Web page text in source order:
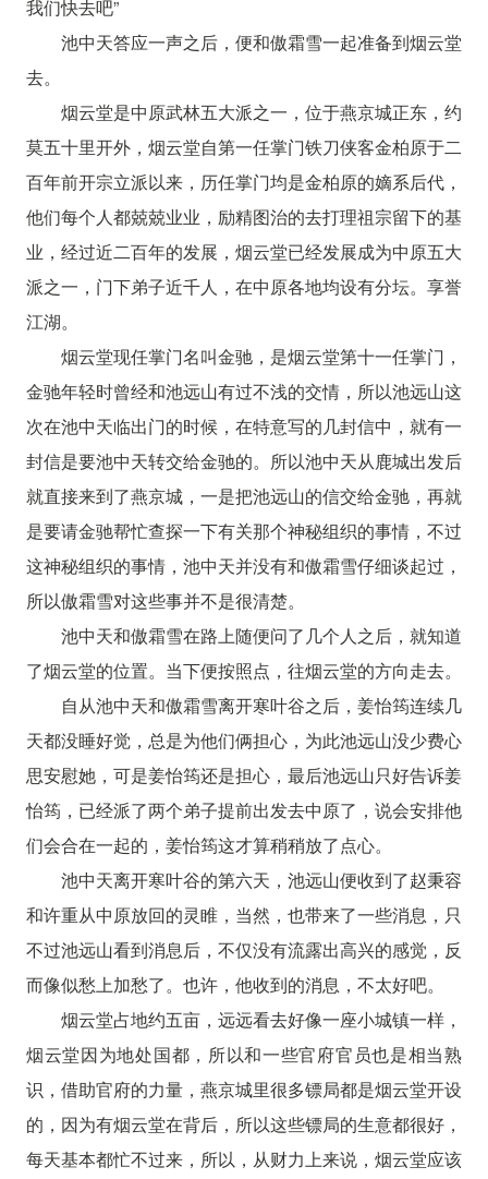
我们快去吧”
池中天答应一声之后，便和傲霜雪一起准备到烟云堂
去。
烟云堂是中原武林五大派之一，位于燕京城正东，约
莫五十里开外，烟云堂自第一任掌门铁刀侠客金柏原于二
百年前开宗立派以来，历任掌门均是金柏原的嫡系后代，
他们每个人都兢兢业业，励精图治的去打理祖宗留下的基
业，经过近二百年的发展，烟云堂已经发展成为中原五大
派之一，门下弟子近千人，在中原各地均设有分坛。享誉
江湖。
烟云堂现任掌门名叫金驰，是烟云堂第十一任掌门，
金驰年轻时曾经和池远山有过不浅的交情，所以池远山这
次在池中天临出门的时候，在特意写的几封信中，就有一
封信是要池中天转交给金驰的。所以池中天从鹿城出发后
就直接来到了燕京城，一是把池远山的信交给金驰，再就
是要请金驰帮忙查探一下有关那个神秘组织的事情，不过
这神秘组织的事情，池中天并没有和傲霜雪仔细谈起过，
所以傲霜雪对这些事并不是很清楚。
池中天和傲霜雪在路上随便问了几个人之后，就知道
了烟云堂的位置。当下便按照点，往烟云堂的方向走去。
自从池中天和傲霜雪离开寒叶谷之后，姜怡筠连续几
天都没睡好觉，总是为他们俩担心，为此池远山没少费心
思安慰她，可是姜怡筠还是担心，最后池远山只好告诉姜
怡筠，已经派了两个弟子提前出发去中原了，说会安排他
们会合在一起的，姜怡筠这才算稍稍放了点心。
池中天离开寒叶谷的第六天，池远山便收到了赵秉容
和许重从中原放回的灵睢，当然，也带来了一些消息，只
不过池远山看到消息后，不仅没有流露出高兴的感觉，反
而像似愁上加愁了。也许，他收到的消息，不太好吧。
烟云堂占地约五亩，远远看去好像一座小城镇一样，
烟云堂因为地处国都，所以和一些官府官员也是相当熟
识，借助官府的力量，燕京城里很多镖局都是烟云堂开设
的，因为有烟云堂在背后，所以这些镖局的生意都很好，
每天基本都忙不过来，所以，从财力上来说，烟云堂应该